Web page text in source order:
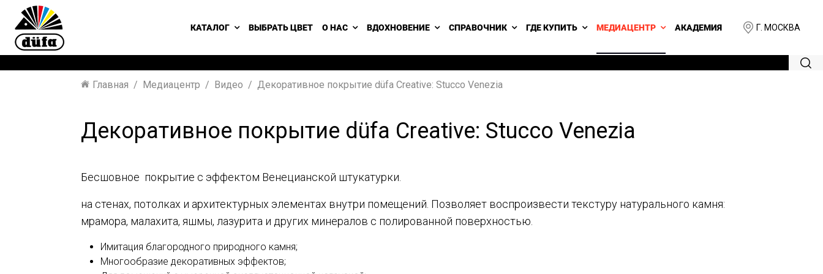
Г. МОСКВА
КАТАЛОГ ВЫБРАТЬ ЦВЕТ О НАС ВДОХНОВЕНИЕ СПРАВОЧНИК ГДЕ КУПИТЬ МЕДИАЦЕНТР АКАДЕМИЯ
Главная Медиацентр Видео Декоративное покрытие düfa Creative: Stucco Venezia
Декоративное покрытие düfa Creative: Stucco Venezia
Бесшовное покрытие с эффектом Венецианской штукатурки.
на стенах, потолках и архитектурных элементах внутри помещений. Позволяет воспроизвести текстуру натурального камня:
мрамора, малахита, яшмы, лазурита и других минералов с полированной поверхностью.
Имитация благородного природного камня;
Многообразие декоративных эффектов;